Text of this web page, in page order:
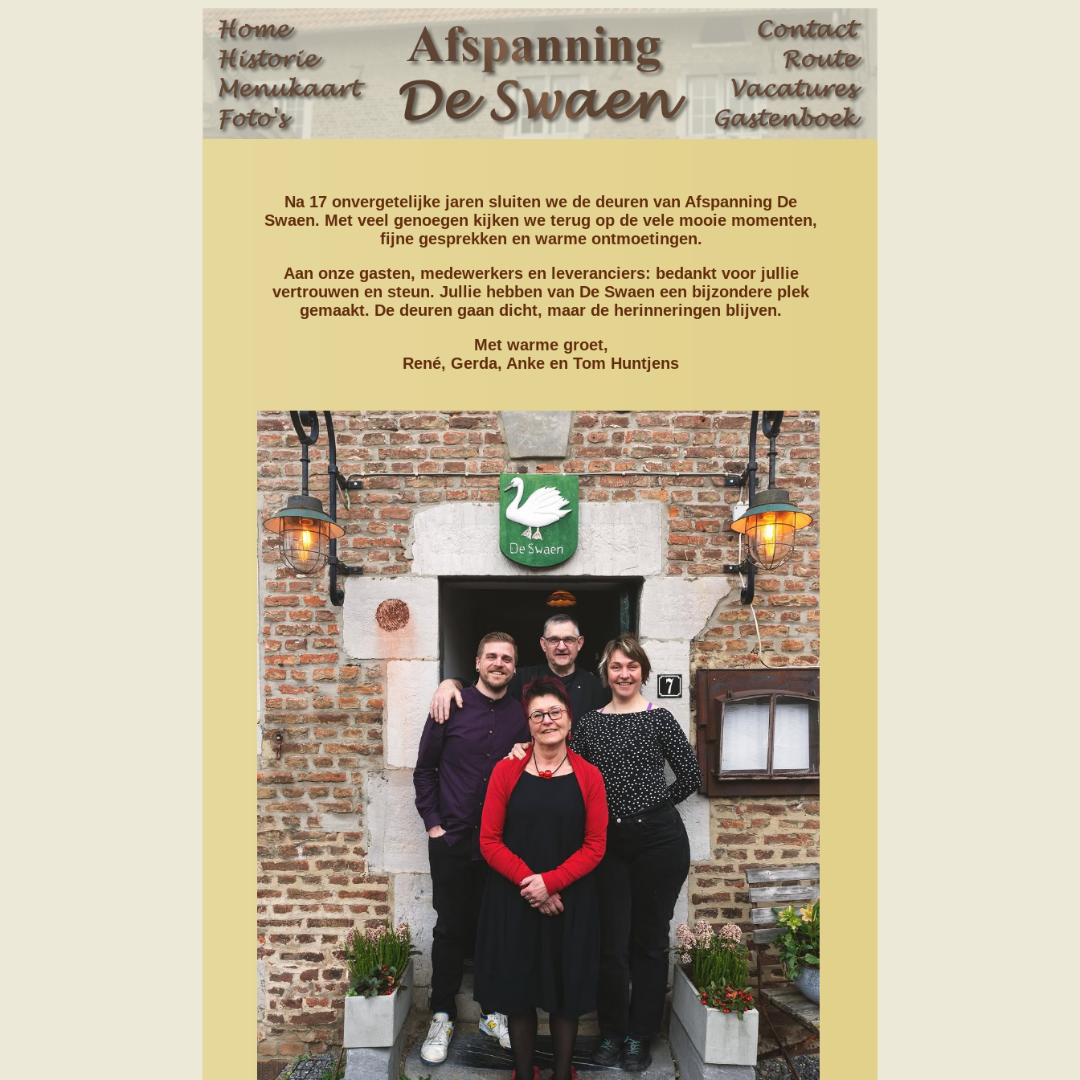
Na 17 onvergetelijke jaren sluiten we de deuren van Afspanning De
Swaen. Met veel genoegen kijken we terug op de vele mooie momenten,
fijne gesprekken en warme ontmoetingen.
Aan onze gasten, medewerkers en leveranciers: bedankt voor jullie
vertrouwen en steun. Jullie hebben van De Swaen een bijzondere plek
gemaakt. De deuren gaan dicht, maar de herinneringen blijven.
Met warme groet,
René, Gerda, Anke en Tom Huntjens